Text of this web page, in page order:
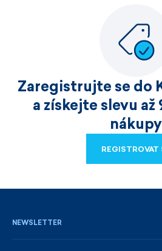
Zaregistrujte se do
a získejte slevu až
nákupy
REGISTROVAT
NEWSLETTER